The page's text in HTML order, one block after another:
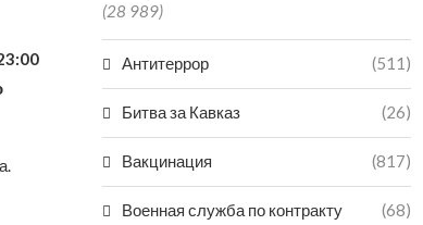
(28 989)
Антитеррор (511)
Битва за Кавказ (26)
Вакцинация (817)
Военная служба по контракту (68)